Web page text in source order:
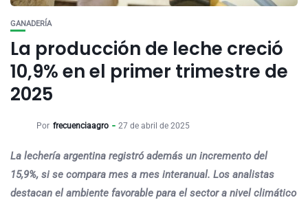
GANADERÍA
La producción de leche creció
10,9% en el primer trimestre de
2025
Por frecuenciaagro 27 de abril de 2025
La lechería argentina registró además un incremento del
15,9%, si se compara mes a mes interanual. Los analistas
destacan el ambiente favorable para el sector a nivel climático